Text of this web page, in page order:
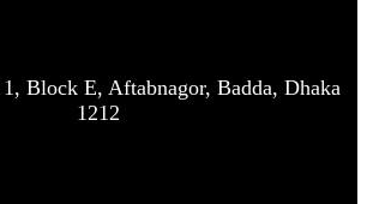
Block E, Aftabnagor, Badda, Dhaka
1212